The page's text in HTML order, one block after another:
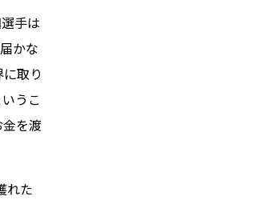
手は
かな
取り
うこ
を渡
れた